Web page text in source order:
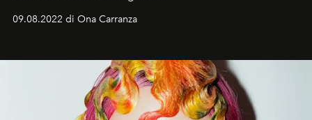
09.08.2022 di Ona Carranza